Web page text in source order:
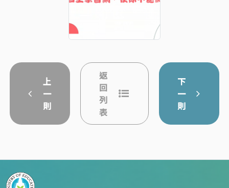
上
一
則
返
回
列
表
下
一
則